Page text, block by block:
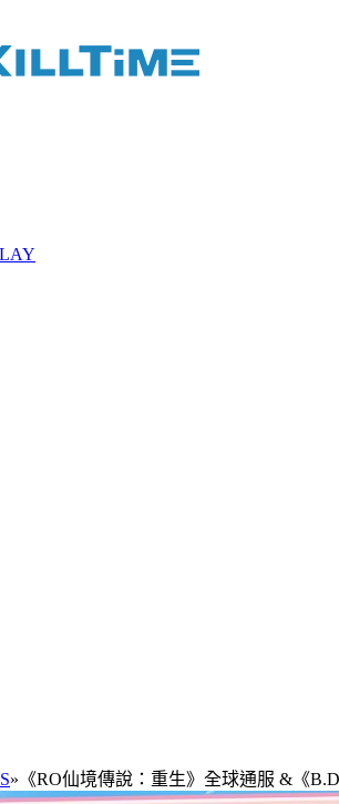
» 《RO仙境傳說：重生》全球通服 &《